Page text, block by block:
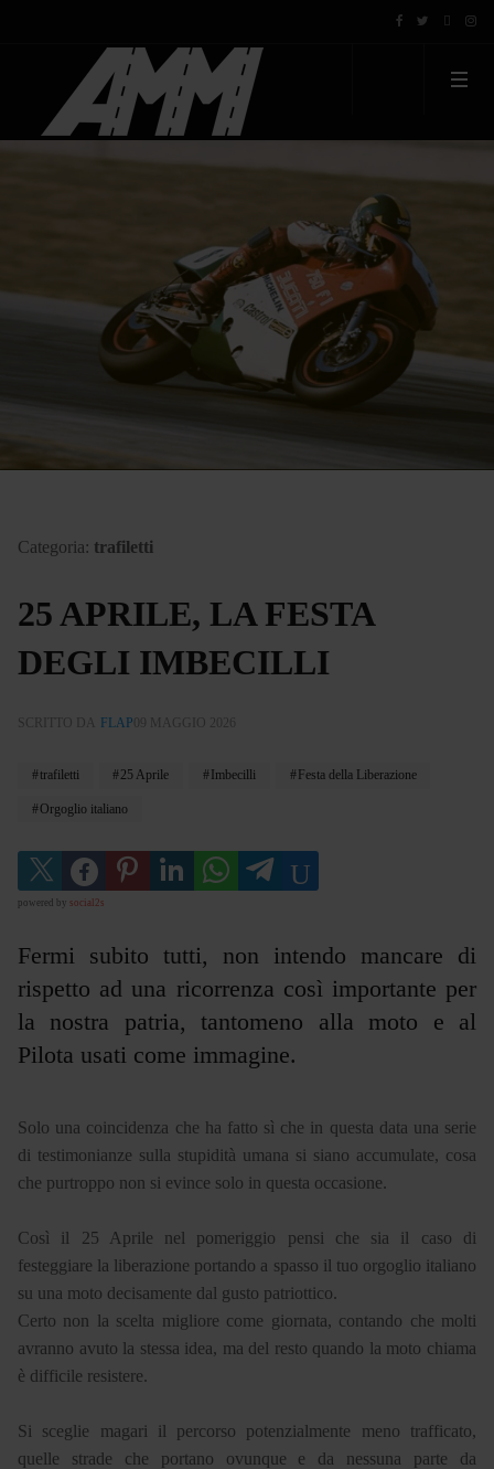
Categoria: trafiletti
25 APRILE, LA FESTA
DEGLI IMBECILLI
SCRITTO DA FLAP 09 MAGGIO 2026
trafiletti 25 Aprile Imbecilli Festa della Liberazione
Orgoglio italiano
powered by social2s
Fermi subito tutti, non intendo mancare di
rispetto ad una ricorrenza così importante per
la nostra patria, tantomeno alla moto e al
Pilota usati come immagine.
Solo una coincidenza che ha fatto sì che in questa data una serie
di testimonianze sulla stupidità umana si siano accumulate, cosa
che purtroppo non si evince solo in questa occasione.
Così il 25 Aprile nel pomeriggio pensi che sia il caso di
festeggiare la liberazione portando a spasso il tuo orgoglio italiano
su una moto decisamente dal gusto patriottico.
Certo non la scelta migliore come giornata, contando che molti
avranno avuto la stessa idea, ma del resto quando la moto chiama
è difficile resistere.
Si sceglie magari il percorso potenzialmente meno trafficato,
quelle strade che portano ovunque e da nessuna parte da